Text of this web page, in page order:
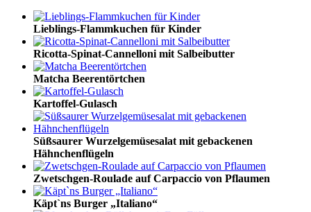
Lieblings-Flammkuchen für Kinder
Ricotta-Spinat-Cannelloni mit Salbeibutter
Matcha Beerentörtchen
Kartoffel-Gulasch
Süßsaurer Wurzelgemüsesalat mit gebackenen
Hähnchenflügeln
Zwetschgen-Roulade auf Carpaccio von Pflaumen
Käpt`ns Burger „Italiano“